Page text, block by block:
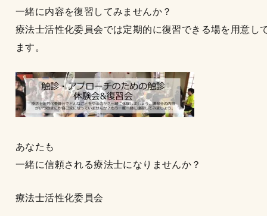
一緒に内容を復習してみませんか？
療法士活性化委員会では定期的に復習できる場を用意し
ます。
あなたも
一緒に信頼される療法士になりませんか？
療法士活性化委員会